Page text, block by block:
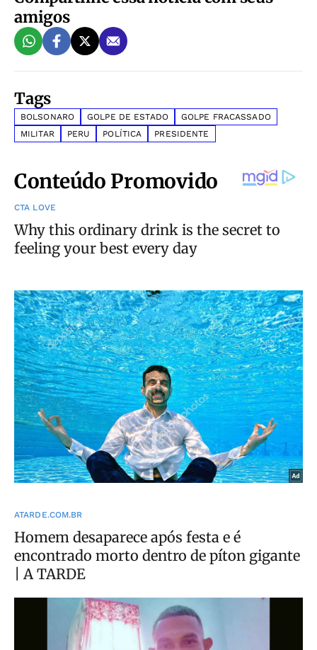
amigos
Tags
BOLSONARO GOLPE DE ESTADO
GOLPE FRACASSADO
MILITAR
PERU POLÍTICA PRESIDENTE